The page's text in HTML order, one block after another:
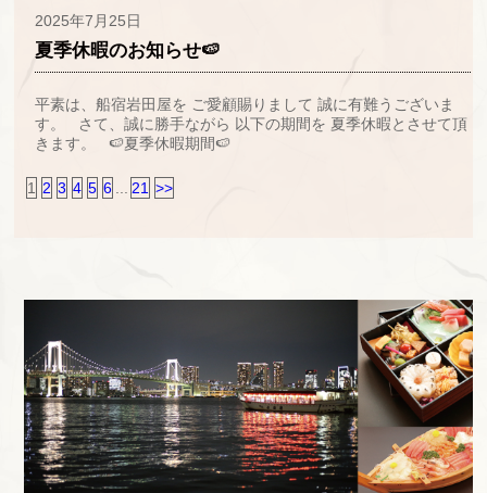
2025年7月25日
夏季休暇のお知らせ🍉
平素は、船宿岩田屋を ご愛顧賜りまして 誠に有難うございま
す。 さて、誠に勝手ながら 以下の期間を 夏季休暇とさせて頂
きます。 🍉夏季休暇期間🍉
1 2 3 4 5 6 21 >>